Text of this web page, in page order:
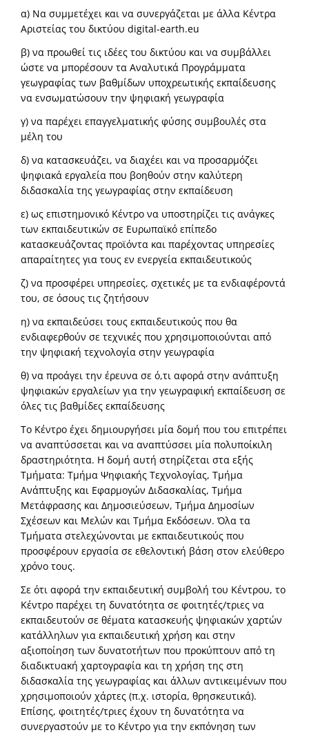
α) Να συμμετέχει και να συνεργάζεται με άλλα Κέντρα
Αριστείας του δικτύου digital-earth.eu
β) να προωθεί τις ιδέες του δικτύου και να συμβάλλει
ώστε να μπορέσουν τα Αναλυτικά Προγράμματα
γεωγραφίας των βαθμίδων υποχρεωτικής εκπαίδευσης
να ενσωματώσουν την ψηφιακή γεωγραφία
γ) να παρέχει επαγγελματικής φύσης συμβουλές στα
μέλη του
δ) να κατασκευάζει, να διαχέει και να προσαρμόζει
ψηφιακά εργαλεία που βοηθούν στην καλύτερη
διδασκαλία της γεωγραφίας στην εκπαίδευση
ε) ως επιστημονικό Κέντρο να υποστηρίζει τις ανάγκες
των εκπαιδευτικών σε Ευρωπαϊκό επίπεδο
κατασκευάζοντας προϊόντα και παρέχοντας υπηρεσίες
απαραίτητες για τους εν ενεργεία εκπαιδευτικούς
ζ) να προσφέρει υπηρεσίες, σχετικές με τα ενδιαφέροντά
του, σε όσους τις ζητήσουν
η) να εκπαιδεύσει τους εκπαιδευτικούς που θα
ενδιαφερθούν σε τεχνικές που χρησιμοποιούνται από
την ψηφιακή τεχνολογία στην γεωγραφία
θ) να προάγει την έρευνα σε ό,τι αφορά στην ανάπτυξη
ψηφιακών εργαλείων για την γεωγραφική εκπαίδευση σε
όλες τις βαθμίδες εκπαίδευσης
Το Κέντρο έχει δημιουργήσει μία δομή που του επιτρέπει
να αναπτύσσεται και να αναπτύσσει μία πολυποίκιλη
δραστηριότητα. Η δομή αυτή στηρίζεται στα εξής
Τμήματα: Τμήμα Ψηφιακής Τεχνολογίας, Τμήμα
Ανάπτυξης και Εφαρμογών Διδασκαλίας, Τμήμα
Μετάφρασης και Δημοσιεύσεων, Τμήμα Δημοσίων
Σχέσεων και Μελών και Τμήμα Εκδόσεων. Όλα τα
Τμήματα στελεχώνονται με εκπαιδευτικούς που
προσφέρουν εργασία σε εθελοντική βάση στον ελεύθερο
χρόνο τους.
Σε ότι αφορά την εκπαιδευτική συμβολή του Κέντρου, το
Κέντρο παρέχει τη δυνατότητα σε φοιτητές/τριες να
εκπαιδευτούν σε θέματα κατασκευής ψηφιακών χαρτών
κατάλληλων για εκπαιδευτική χρήση και στην
αξιοποίηση των δυνατοτήτων που προκύπτουν από τη
διαδικτυακή χαρτογραφία και τη χρήση της στη
διδασκαλία της γεωγραφίας και άλλων αντικειμένων που
χρησιμοποιούν χάρτες (π.χ. ιστορία, θρησκευτικά).
Επίσης, φοιτητές/τριες έχουν τη δυνατότητα να
συνεργαστούν με το Κέντρο για την εκπόνηση των